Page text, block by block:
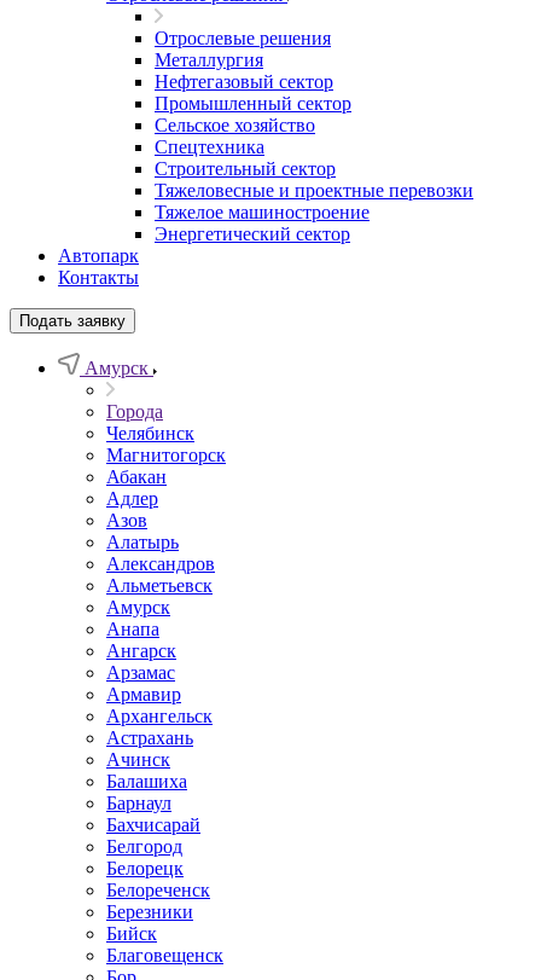
Отрослевые решения
Металлургия
Нефтегазовый сектор
Промышленный сектор
Сельское хозяйство
Спецтехника
Строительный сектор
Тяжеловесные и проектные перевозки
Тяжелое машиностроение
Энергетический сектор
Автопарк
Контакты
Подать заявку
Амурск
Города
Челябинск
Магнитогорск
Абакан
Адлер
Азов
Алатырь
Александров
Альметьевск
Амурск
Анапа
Ангарск
Арзамас
Армавир
Архангельск
Астрахань
Ачинск
Балашиха
Барнаул
Бахчисарай
Белгород
Белорецк
Белореченск
Березники
Бийск
Благовещенск